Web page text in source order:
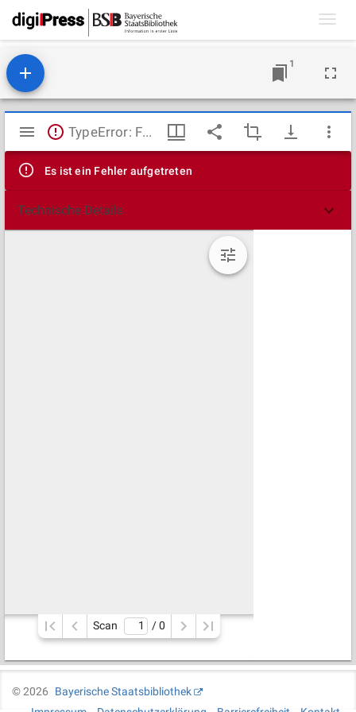
1
Mirador
Viewer
TypeError: Failed to fetch
Es ist ein Fehler aufgetreten
Technische Details
Scan / 0
©2026
Bayerische Staatsbibliothek